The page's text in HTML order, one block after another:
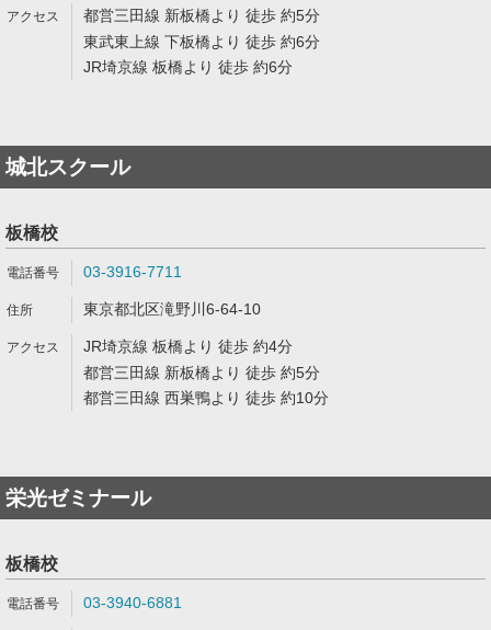
都営三田線 新板橋より 徒歩 約5分
東武東上線 下板橋より 徒歩 約6分
JR埼京線 板橋より 徒歩 約6分
城北スクール
板橋校
03-3916-7711
東京都北区滝野川6-64-10
JR埼京線 板橋より 徒歩 約4分
都営三田線 新板橋より 徒歩 約5分
都営三田線 西巣鴨より 徒歩 約10分
栄光ゼミナール
板橋校
03-3940-6881